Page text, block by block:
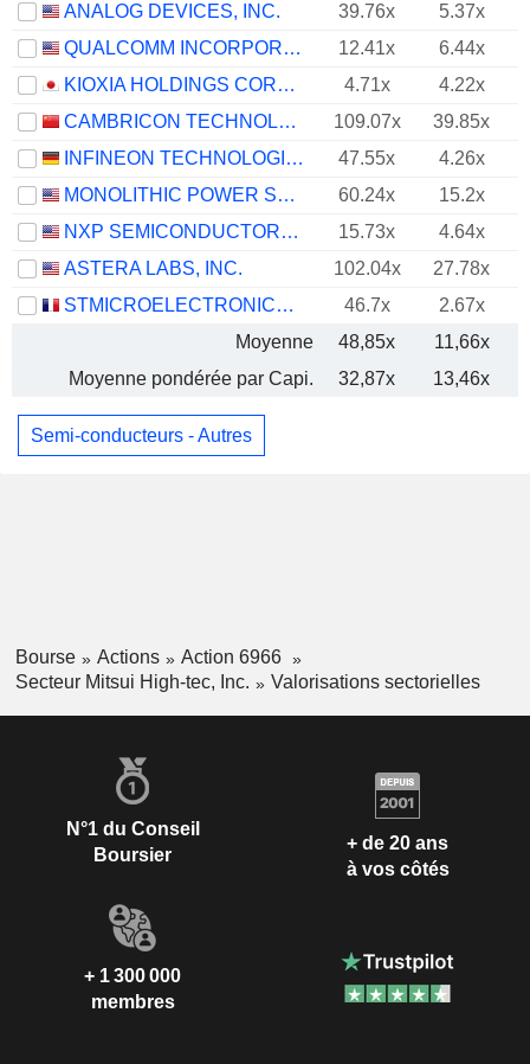
ANALOG DEVICES, INC.
39.76x
5.37x
QUALCOMM INCORPORATED
12.41x
6.44x
KIOXIA HOLDINGS CORPORATION
4.71x
4.22x
CAMBRICON TECHNOLOGIES CORPORATION LIMITED
109.07x
39.85x
INFINEON TECHNOLOGIES AG
47.55x
4.26x
MONOLITHIC POWER SYSTEMS, INC.
60.24x
15.2x
NXP SEMICONDUCTORS N.V.
15.73x
4.64x
ASTERA LABS, INC.
102.04x
27.78x
STMICROELECTRONICS N.V.
46.7x
2.67x
Moyenne
48,85x
11,66x
Moyenne pondérée par Capi.
32,87x 13,46x
Semi-conducteurs - Autres
Bourse Actions
Action 6966
Secteur Mitsui High-tec, Inc.
Valorisations sectorielles
N°1 du Conseil
Boursier
+ de 20 ans
à vos côtés
+ 1 300 000
membres